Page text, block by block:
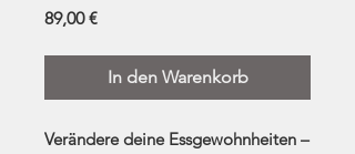
89,00 €Preis
In den Warenkorb
Verändere deine Essgewohnheiten –